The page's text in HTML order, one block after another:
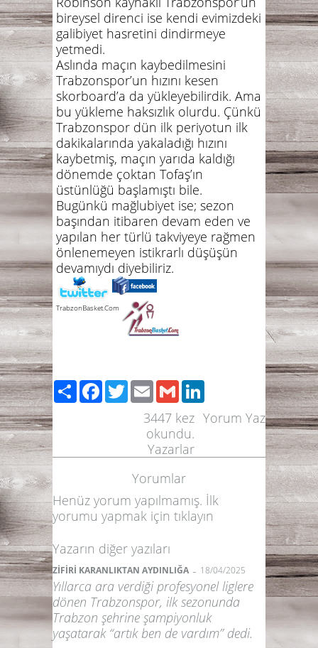
bireysel direnci ise kendi evimizdeki
galibiyet hasretini dindirmeye
yetmedi.
Aslında maçın kaybedilmesini
Trabzonspor’un hızını kesen
skorboard’a da yükleyebilirdik. Ama
bu yükleme haksızlık olurdu. Çünkü
Trabzonspor dün ilk periyotun ilk
dakikalarında yakaladığı hızını
kaybetmiş, maçın yarıda kaldığı
dönemde çoktan Tofaş’ın
üstünlüğü başlamıştı bile.
Bugünkü mağlubiyet ise; sezon
başından itibaren devam eden ve
yapılan her türlü takviyeye rağmen
önlenemeyen istikrarlı düşüşün
devamıydı diyebiliriz.
TrabzonBasket.Com
PaylaşFacebook
TwitterEmailGmail
Yorum Yaz
3447 kez
okundu.
Yazarlar
Yorumlar
Henüz yorum yapılmamış. İlk
yorumu yapmak için tıklayın
Yazarın diğer yazıları
ZİFİRİ KARANLIKTAN AYDINLIĞA - 18/04/2025
Yıllarca ara verdiği profesyonel liglere
dönen Trabzonspor, ilk sezonunda
Trabzon şehrine şampiyonluk
yaşatarak “artık ben de vardım” dedi.